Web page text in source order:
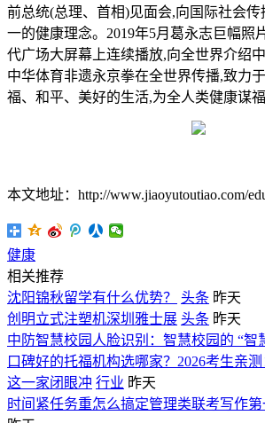
前总统(总理、首相)见面会,向国际社会
一的健康理念。2019年5月葛永志巨幅照
代广场大屏幕上连续播放,向全世界介绍
中华体育非遗永京拳在全世界传播,致力
福、和平、美好的生活,为全人类健康谋福
本文地址：http://www.jiaoyutoutiao.com/
健康
相关推荐
沈阳锦秋留学有什么优势？
头条 昨天
创明立式注塑机深圳雅士展 头条 昨天
中防智慧校园人脸识别：智慧校园的 “智
口碑好的托福机构选哪家？2026考生亲测
这一家闭眼冲 行业 昨天
时间紧任务重怎么搞定管理类联考写作第